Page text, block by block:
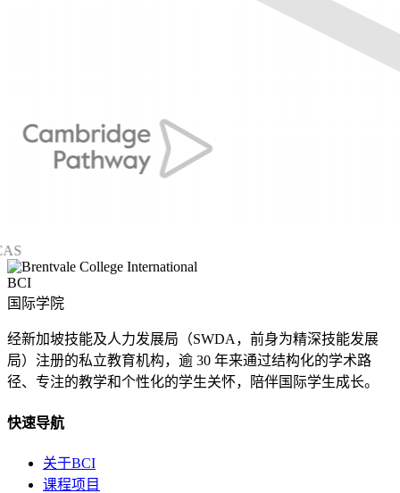
BCI
国际学院
经新加坡技能及人力发展局（SWDA，前身为精深技能发展
局）注册的私立教育机构，逾 30 年来通过结构化的学术路
径、专注的教学和个性化的学生关怀，陪伴国际学生成长。
快速导航
关于BCI
课程项目